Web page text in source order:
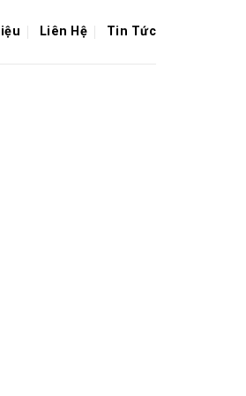
Liên Hệ Tin Tức